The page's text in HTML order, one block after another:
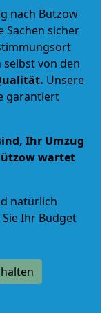
nach Bützow
Sachen sicher
selbst von den
. Unsere
garantiert
Ihr Umzug
wartet
natürlich
Ihr Budget